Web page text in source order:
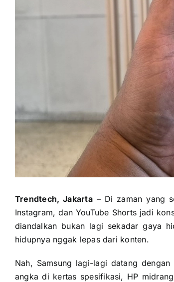
Trendtech, Jakarta– Di zaman yang
Instagram, dan YouTube Shorts jadi
diandalkan bukan lagi sekadar gaya
hidupnya nggak lepas dari konten.
Nah, Samsung lagi-lagi datang
angka di kertas spesifikasi, HP